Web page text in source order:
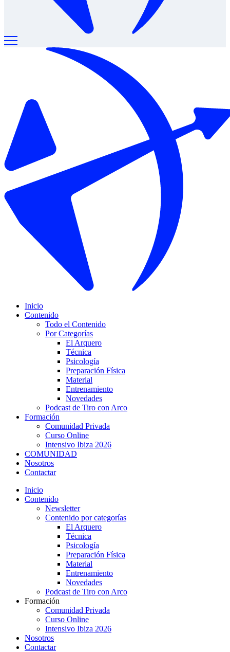
Inicio
Contenido
Todo el Contenido
Por Categorías
El Arquero
Técnica
Psicología
Preparación Física
Material
Entrenamiento
Novedades
Podcast de Tiro con Arco
Formación
Comunidad Privada
Curso Online
Intensivo Ibiza 2026
COMUNIDAD
Nosotros
Contactar
Inicio
Contenido
Newsletter
Contenido por categorías
El Arquero
Técnica
Psicología
Preparación Física
Material
Entrenamiento
Novedades
Podcast de Tiro con Arco
Formación
Comunidad Privada
Curso Online
Intensivo Ibiza 2026
Nosotros
Contactar